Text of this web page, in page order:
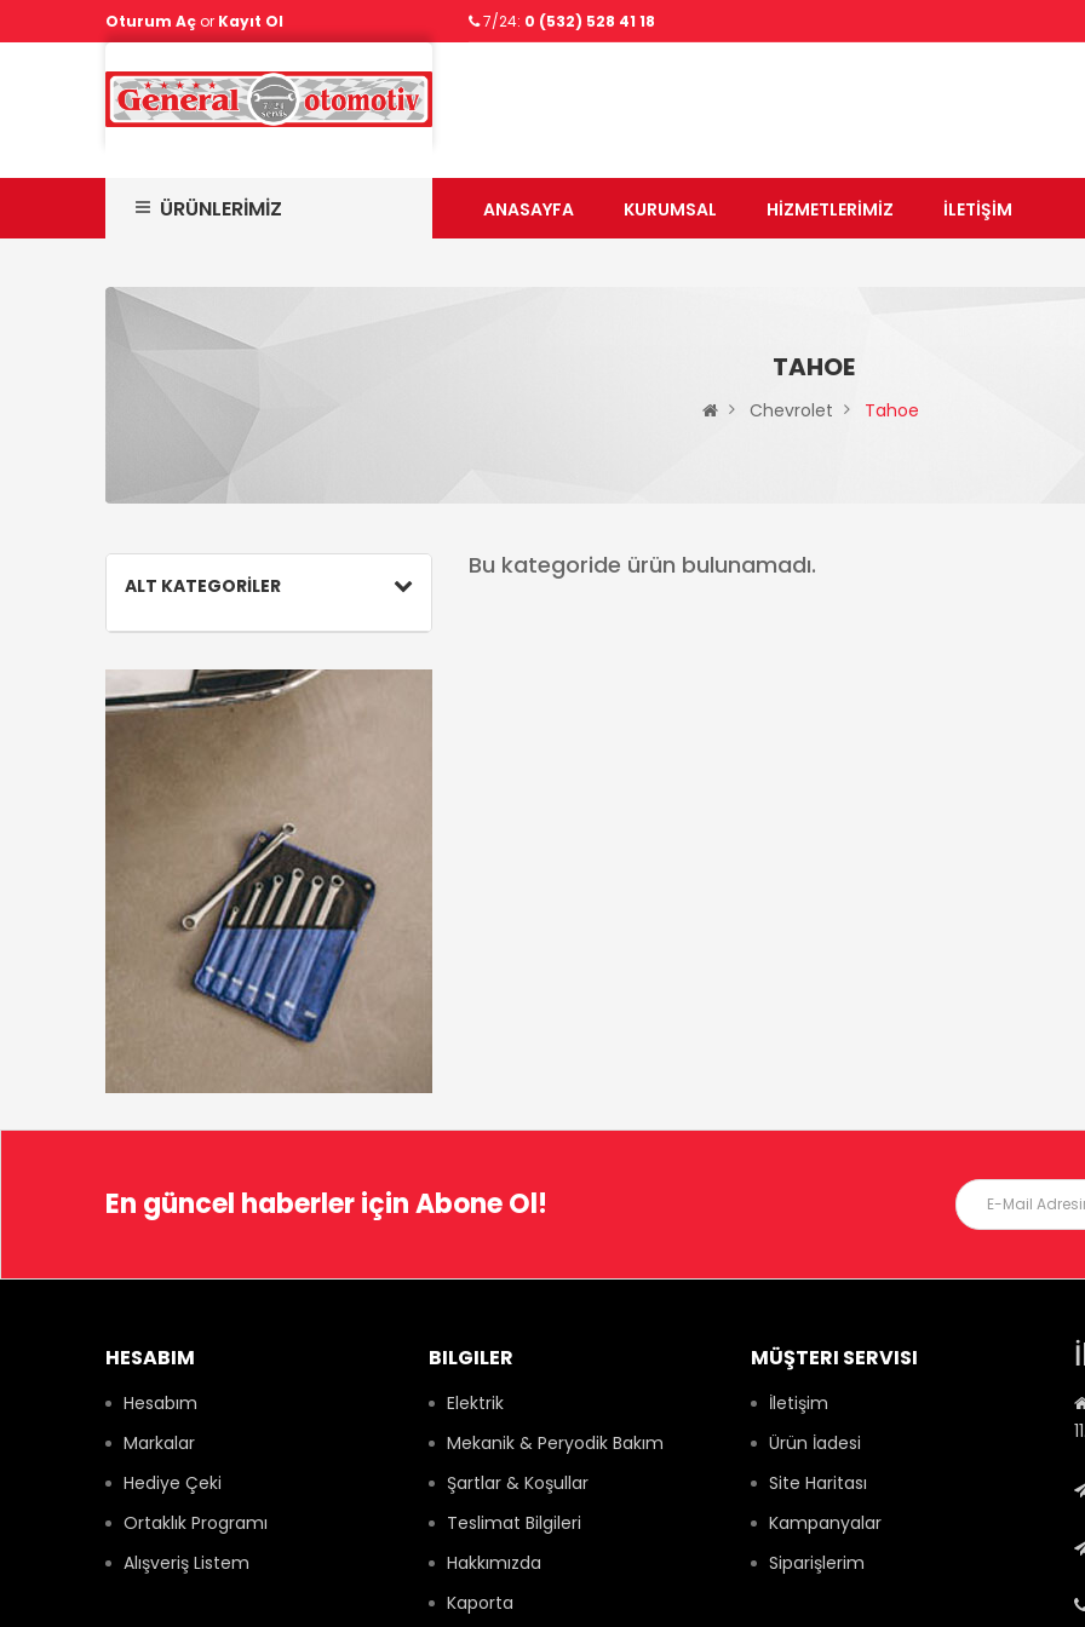
Oturum Açor Kayıt Ol 7/24: 0 (532) 528 41 18
ÜRÜNLERİMİZ ANASAYFA KURUMSAL HİZMETLERİMİZ İLETİŞİM
TAHOE
Chevrolet Tahoe
ALT KATEGORİLER
VOLKSWAGEN
Bu kategoride ürün bulunamadı.
En güncel haberler içinAbone Ol!
HESABIM
Hesabım
Markalar
Hediye Çeki
Ortaklık Programı
Alışveriş Listem
BILGILER
Elektrik
Mekanik & Peryodik Bakım
Şartlar & Koşullar
Teslimat Bilgileri
Hakkımızda
Kaporta
MÜŞTERI SERVISI
İletişim
Ürün İadesi
Site Haritası
Kampanyalar
Siparişlerim